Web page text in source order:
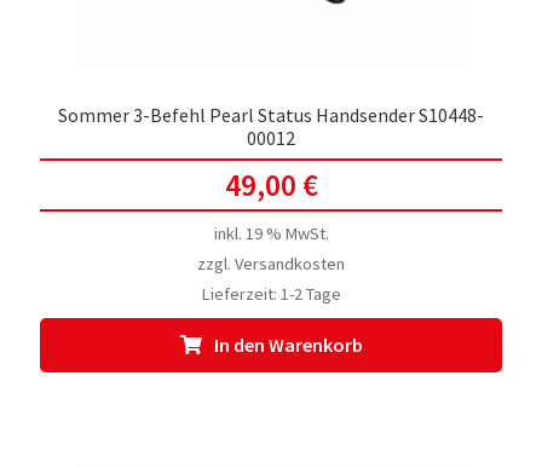
Sommer 3-Befehl Pearl Status Handsender S10448-
00012
49,00 €
inkl. 19 % MwSt.
zzgl. Versandkosten
Lieferzeit: 1-2 Tage
In den Warenkorb